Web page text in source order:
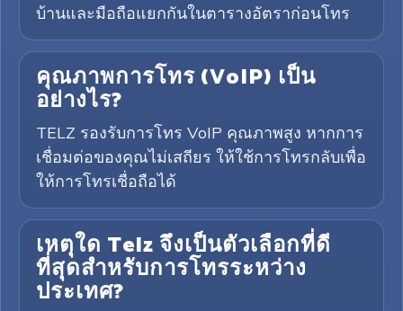
บ้านและมือถือแยกกันในตารางอัตราก่อนโทร
คุณภาพการโทร (VoIP) เป็น
อย่างไร?
TELZ รองรับการโทร VoIP คุณภาพสูง หากการ
เชื่อมต่อของคุณไม่เสถียร ให้ใช้การโทรกลับเพื่อ
ให้การโทรเชื่อถือได้
เหตุใด Telz จึงเป็นตัวเลือกที่ดี
ที่สุดสำหรับการโทรระหว่าง
ประเทศ?